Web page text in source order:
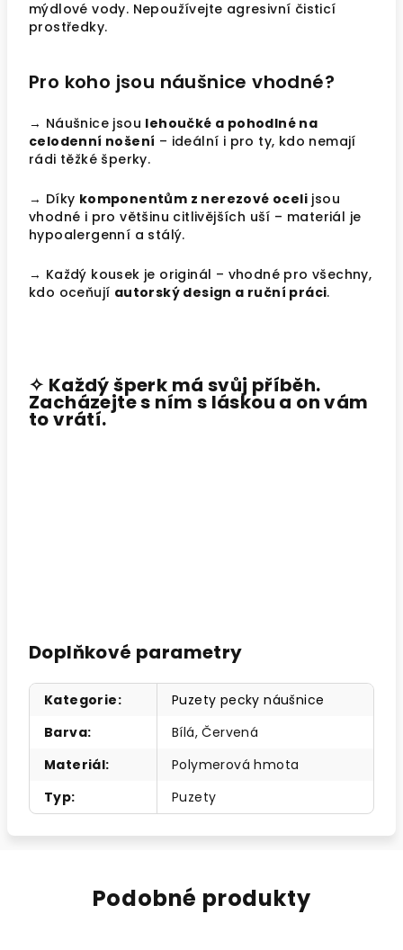
mýdlové vody. Nepoužívejte agresivní čisticí
prostředky.
Pro koho jsou náušnice vhodné?
→ Náušnice jsou lehoučké a pohodlné na
celodenní nošení – ideální i pro ty, kdo nemají
rádi těžké šperky.
→ Díky komponentům z nerezové oceli jsou
vhodné i pro většinu citlivějších uší – materiál je
hypoalergenní a stálý.
→ Každý kousek je originál – vhodné pro všechny,
kdo oceňují autorský design a ruční práci.
✧ Každý šperk má svůj příběh.
Zacházejte s ním s láskou a on vám
to vrátí.
Doplňkové parametry
Kategorie:
Puzety pecky náušnice
Barva:
Bílá, Červená
Materiál:
Polymerová hmota
Typ: Puzety
Podobné produkty